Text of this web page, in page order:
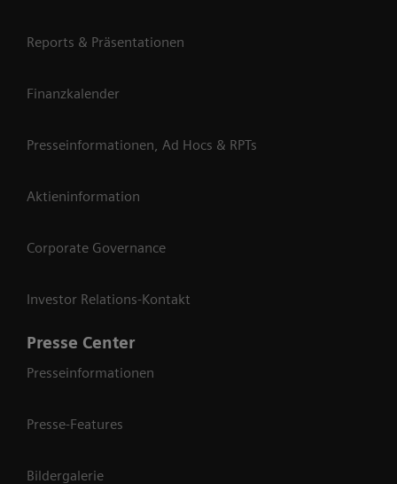
Reports & Präsentationen
Finanzkalender
Presseinformationen, Ad Hocs & RPTs
Aktieninformation
Corporate Governance
Investor Relations-Kontakt
Presse Center
Presseinformationen
Presse-Features
Bildergalerie